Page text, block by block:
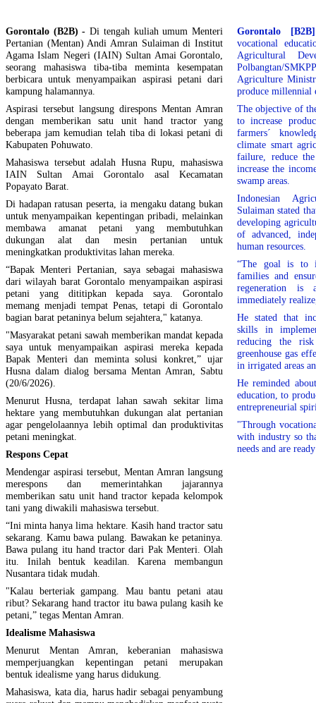
Gorontalo (B2B) - Di tengah kuliah umum Menteri
Pertanian (Mentan) Andi Amran Sulaiman di Institut
Agama Islam Negeri (IAIN) Sultan Amai Gorontalo,
seorang mahasiswa tiba-tiba meminta kesempatan
berbicara untuk menyampaikan aspirasi petani dari
kampung halamannya.
Aspirasi tersebut langsung direspons Mentan Amran
dengan memberikan satu unit hand tractor yang
beberapa jam kemudian telah tiba di lokasi petani di
Kabupaten Pohuwato.
Mahasiswa tersebut adalah Husna Rupu, mahasiswa
IAIN Sultan Amai Gorontalo asal Kecamatan
Popayato Barat.
Di hadapan ratusan peserta, ia mengaku datang bukan
untuk menyampaikan kepentingan pribadi, melainkan
membawa amanat petani yang membutuhkan
dukungan alat dan mesin pertanian untuk
meningkatkan produktivitas lahan mereka.
“Bapak Menteri Pertanian, saya sebagai mahasiswa
dari wilayah barat Gorontalo menyampaikan aspirasi
petani yang dititipkan kepada saya. Gorontalo
memang menjadi tempat Penas, tetapi di Gorontalo
bagian barat petaninya belum sejahtera," katanya.
"Masyarakat petani sawah memberikan mandat kepada
saya untuk menyampaikan aspirasi mereka kepada
Bapak Menteri dan meminta solusi konkret,” ujar
Husna dalam dialog bersama Mentan Amran, Sabtu
(20/6/2026).
Menurut Husna, terdapat lahan sawah sekitar lima
hektare yang membutuhkan dukungan alat pertanian
agar pengelolaannya lebih optimal dan produktivitas
petani meningkat.
Respons Cepat
Mendengar aspirasi tersebut, Mentan Amran langsung
merespons dan memerintahkan jajarannya
memberikan satu unit hand tractor kepada kelompok
tani yang diwakili mahasiswa tersebut.
“Ini minta hanya lima hektare. Kasih hand tractor satu
sekarang. Kamu bawa pulang. Bawakan ke petaninya.
Bawa pulang itu hand tractor dari Pak Menteri. Olah
itu. Inilah bentuk keadilan. Karena membangun
Nusantara tidak mudah.
"Kalau berteriak gampang. Mau bantu petani atau
ribut? Sekarang hand tractor itu bawa pulang kasih ke
petani,” tegas Mentan Amran.
Idealisme Mahasiswa
Menurut Mentan Amran, keberanian mahasiswa
memperjuangkan kepentingan petani merupakan
bentuk idealisme yang harus didukung.
Mahasiswa, kata dia, harus hadir sebagai penyambung
Gorontalo [B2B]
vocational
Agricultural
Polbangtan/
Agriculture
produce millennial
The objective of
to increase
farmers´
climate smart
failure, reduce
increase the
swamp areas.
Indonesian
Sulaiman stated
developing
of advanced,
human resources.
“The goal is to
families and
regeneration is
immediately
He stated that
skills in
reducing the
greenhouse gas
in irrigated areas
He reminded
education, to
entrepreneurial
"Through
with industry so
needs and are